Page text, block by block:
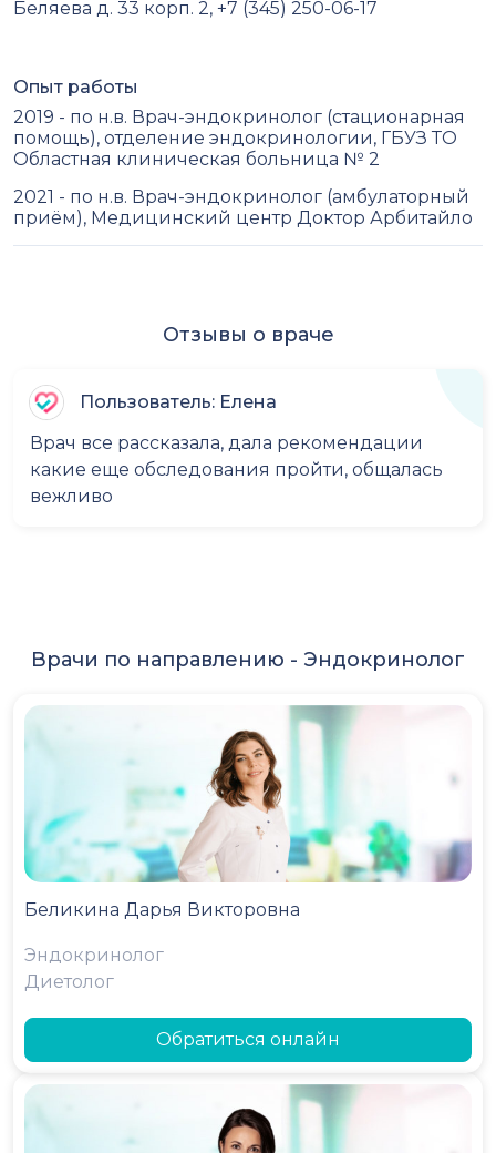
Беляева д. 33 корп. 2, +7 (345) 250-06-17
Опыт работы
2019 - по н.в. Врач-эндокринолог (стационарная
помощь), отделение эндокринологии, ГБУЗ ТО
Областная клиническая больница № 2
2021 - по н.в. Врач-эндокринолог (амбулаторный
приём), Медицинский центр Доктор Арбитайло
Отзывы о враче
Пользователь: Елена
Врач все рассказала, дала рекомендации
какие еще обследования пройти, общалась
вежливо
Врачи по направлению - Эндокринолог
Беликина Дарья Викторовна
Эндокринолог
Диетолог
Обратиться онлайн